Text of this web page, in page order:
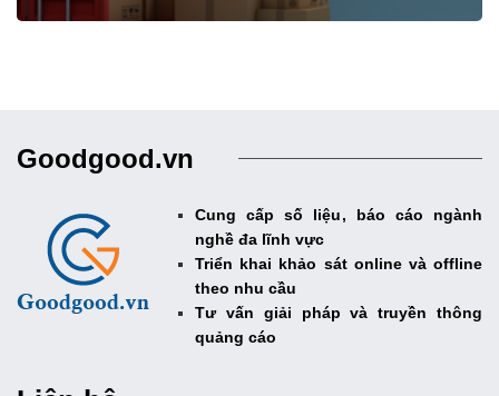
Goodgood.vn
Cung cấp số liệu, báo cáo ngành
nghề đa lĩnh vực
Triển khai khảo sát online và offline
theo nhu cầu
Tư vấn giải pháp và truyền thông
quảng cáo